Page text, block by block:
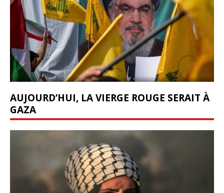
AUJOURD’HUI, LA VIERGE ROUGE SERAIT À
GAZA